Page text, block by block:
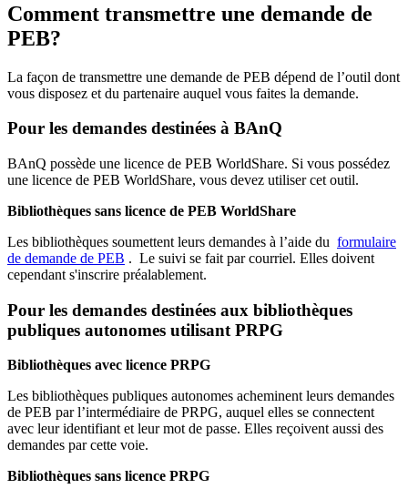
Comment transmettre une demande de
PEB?
La façon de transmettre une demande de PEB dépend de l’outil dont
vous disposez et du partenaire auquel vous faites la demande.
Pour les demandes destinées à BAnQ
BAnQ possède une licence de PEB WorldShare. Si vous possédez
une licence de PEB WorldShare, vous devez utiliser cet outil.
Bibliothèques sans licence de PEB WorldShare
Les bibliothèques soumettent leurs demandes à l’aide du formulaire
de demande de PEB . Le suivi se fait par courriel. Elles doivent
cependant s'inscrire préalablement.
Pour les demandes destinées aux bibliothèques
publiques autonomes utilisant PRPG
Bibliothèques avec licence PRPG
Les bibliothèques publiques autonomes acheminent leurs demandes
de PEB par l’intermédiaire de PRPG, auquel elles se connectent
avec leur identifiant et leur mot de passe. Elles reçoivent aussi des
demandes par cette voie.
Bibliothèques sans licence PRPG